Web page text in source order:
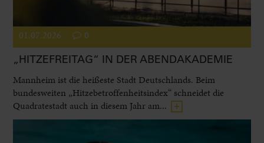
01.07.2026 0
„HITZEFREITAG“ IN DER ABENDAKADEMIE
Mannheim ist die heißeste Stadt Deutschlands. Beim
bundesweiten „Hitzebetroffenheitsindex“ schneidet die
Quadratestadt auch in diesem Jahr am...